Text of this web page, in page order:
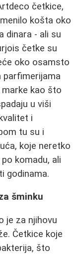
četkice,
košta oko
dinara - ali su
četke su
oko osamsto
parfimerijama
kao što
u viši
i
tu su i
koje neretko
komadu, ali
godinama.
šminku
je za njihovu
Četkice koje
što